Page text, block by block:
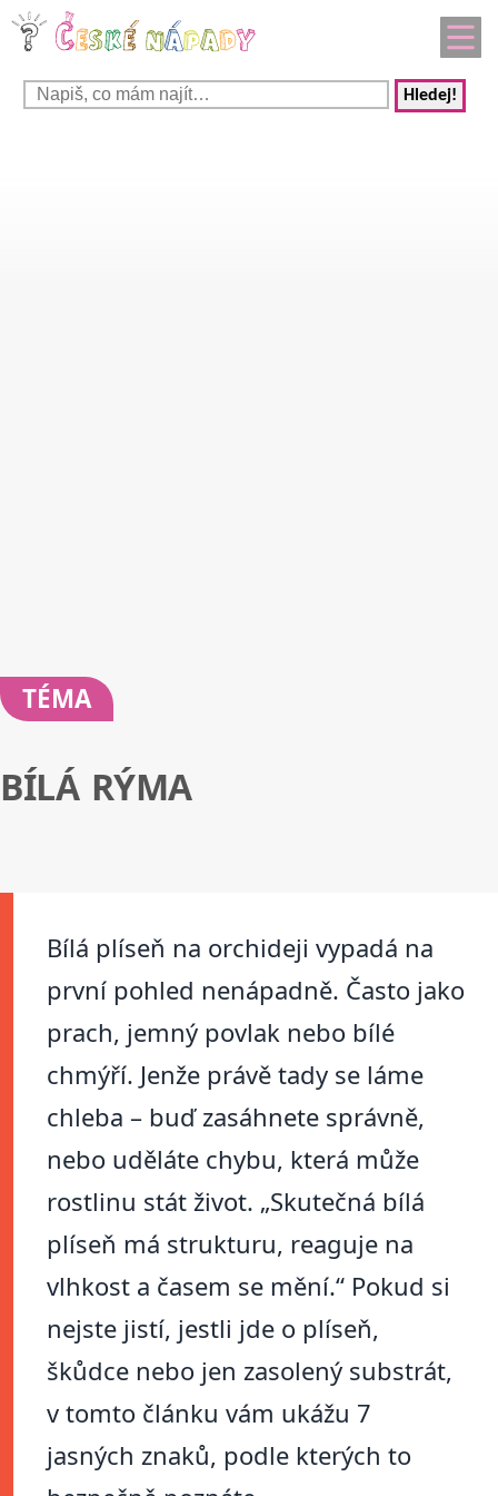
Hledej!
TÉMA
BÍLÁ RÝMA
Bílá plíseň na orchideji vypadá na
první pohled nenápadně. Často jako
prach, jemný povlak nebo bílé
chmýří. Jenže právě tady se láme
chleba – buď zasáhnete správně,
nebo uděláte chybu, která může
rostlinu stát život. „Skutečná bílá
plíseň má strukturu, reaguje na
vlhkost a časem se mění.“ Pokud si
nejste jistí, jestli jde o plíseň,
škůdce nebo jen zasolený substrát,
v tomto článku vám ukážu 7
jasných znaků, podle kterých to